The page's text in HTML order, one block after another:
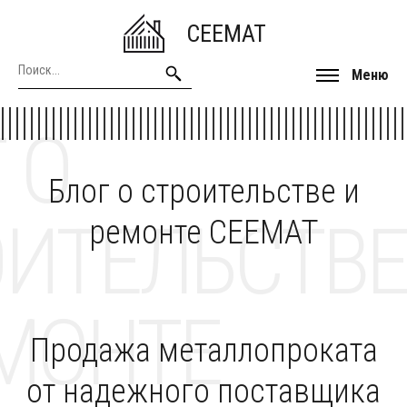
CEEMAT
Меню
Блог о строительстве и
ремонте CEEMAT
О
Продажа металлопроката
от надежного поставщика